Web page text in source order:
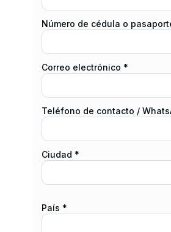
Número de cédula o
Correo electrónico *
Teléfono de contacto /
Ciudad *
País *